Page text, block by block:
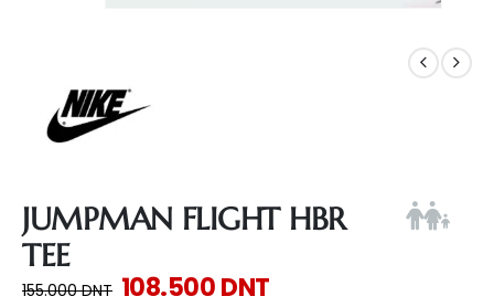
JUMPMAN FLIGHT HBR
TEE
155.000DNT 108.500DNT